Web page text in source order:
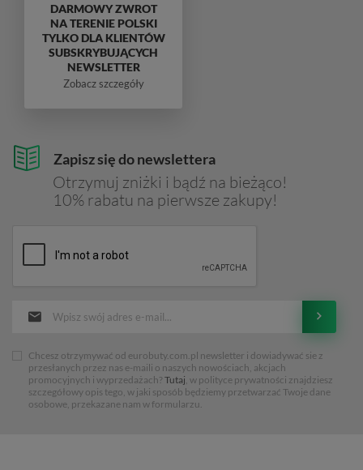
Zapisz się do newslettera
Otrzymuj zniżki i bądź na bieżąco!
10% rabatu na pierwsze zakupy!
Chcesz otrzymywać od eurobuty.com.pl newsletter i dowiadywać sie z
przesłanych przez nas e-maili o naszych nowościach, akcjach
promocyjnych i wyprzedażach? Tutaj , w polityce prywatności znajdziesz
szczegółowy opis tego, w jaki sposób będziemy przetwarzać Twoje dane
osobowe, przekazane nam w formularzu.
DARMOWY ZWROT
NA TERENIE POLSKI
TYLKO DLA KLIENTÓW
SUBSKRYBUJĄCYCH
NEWSLETTER
Zobacz szczegóły